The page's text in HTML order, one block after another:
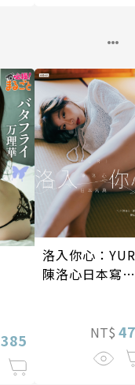
385
洛入你心：
陳洛心日本寫真
NT$